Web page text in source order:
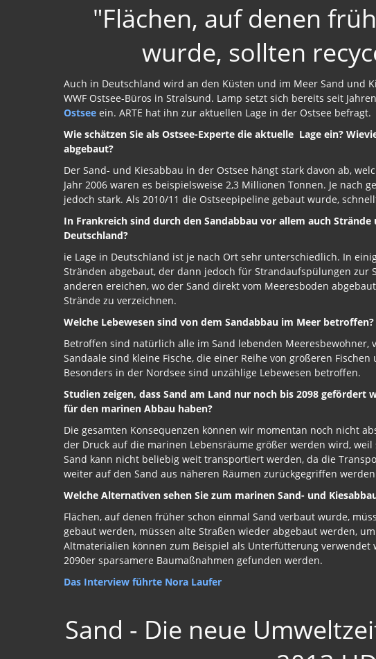
"Flächen, auf denen
wurde, sollten
Auch in Deutschland wird an den Küsten und im Meer Sand und
WWF Ostsee-Büros in Stralsund. Lamp setzt sich bereits seit
Ostsee ein. ARTE hat ihn zur aktuellen Lage in der Ostsee befragt.
Wie schätzen Sie als Ostsee-Experte die aktuelle Lage ein?
abgebaut?
Der Sand- und Kiesabbau in der Ostsee hängt stark davon ab,
Jahr 2006 waren es beispielsweise 2,3 Millionen Tonnen. Je nach
jedoch stark. Als 2010/11 die Ostseepipeline gebaut wurde,
In Frankreich sind durch den Sandabbau vor allem auch
Deutschland?
ie Lage in Deutschland ist je nach Ort sehr unterschiedlich. In
Stränden abgebaut, der dann jedoch für Strandaufspülungen zur
anderen ereichen, wo der Sand direkt vom Meeresboden
Strände zu verzeichnen.
Welche Lebewesen sind von dem Sandabbau im Meer betroffen?
Betroffen sind natürlich alle im Sand lebenden Meeresbewohner,
Sandaale sind kleine Fische, die einer Reihe von größeren
Besonders in der Nordsee sind unzählige Lebewesen betroffen.
Studien zeigen, dass Sand am Land nur noch bis 2098 gefördert
für den marinen Abbau haben?
Die gesamten Konsequenzen können wir momentan noch nicht
der Druck auf die marinen Lebensräume größer werden wird,
Sand kann nicht beliebig weit transportiert werden, da die
weiter auf den Sand aus näheren Räumen zurückgegriffen
Welche Alternativen sehen Sie zum marinen Sand- und
Flächen, auf denen früher schon einmal Sand verbaut wurde,
gebaut werden, müssen alte Straßen wieder abgebaut werden,
Altmaterialien können zum Beispiel als Unterfütterung verwendet
2090er sparsamere Baumaßnahmen gefunden werden.
Das Interview führte Nora Laufer
Sand - Die neue